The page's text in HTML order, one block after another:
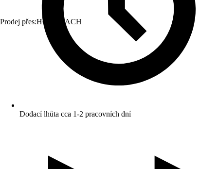
Prodej přes:HORNBACH
Dodací lhůta cca 1-2 pracovních dní